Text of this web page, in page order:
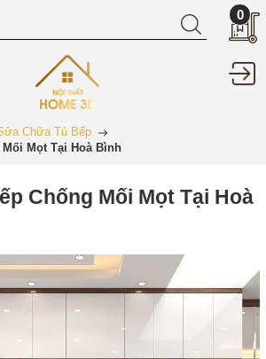
0
Chữa Tủ Bếp
Mọt Tại Hoà Bình
Chống Mối Mọt Tại Hoà